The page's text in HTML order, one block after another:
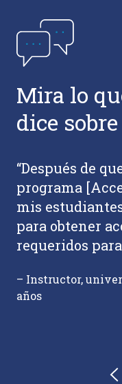
Mira lo
dice
“Después de
programa
mis
para obtener
requeridos
– Instructor,
años